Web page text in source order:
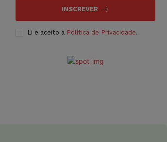
INSCREVER
Li e aceito a Política de Privacidade.